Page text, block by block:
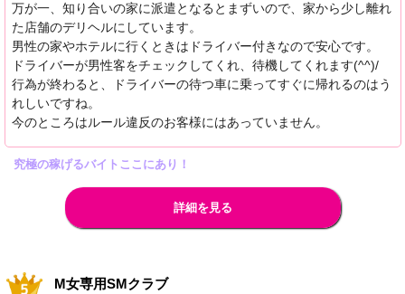
万が一、知り合いの家に派遣となるとまずいので、家から少し離れ
た店舗のデリヘルにしています。
男性の家やホテルに行くときはドライバー付きなので安心です。
ドライバーが男性客をチェックしてくれ、待機してくれます(^^)/
行為が終わると、ドライバーの待つ車に乗ってすぐに帰れるのはう
れしいですね。
今のところはルール違反のお客様にはあっていません。
究極の稼げるバイトここにあり！
詳細を見る
M女専用SMクラブ